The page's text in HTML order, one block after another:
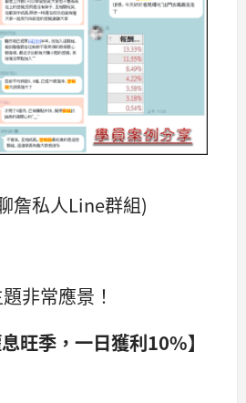
詹私人Line群組)
非常應景！
旺季，一日獲利10%】